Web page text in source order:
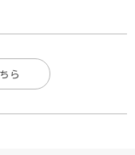
ら